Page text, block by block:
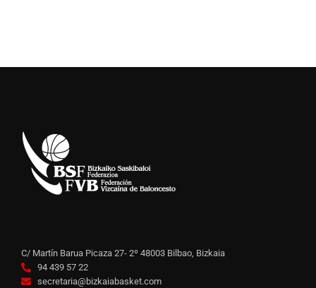
C/ Martín Barua Picaza 27- 2º 48003 Bilbao, Bizkaia
94 439 57 22
secretaria@bizkaiabasket.com